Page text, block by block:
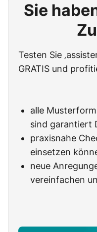
Sie
Testen Sie
GRATIS und
alle
sind garantiert
praxisnahe
einsetzen
neue
vereinfachen